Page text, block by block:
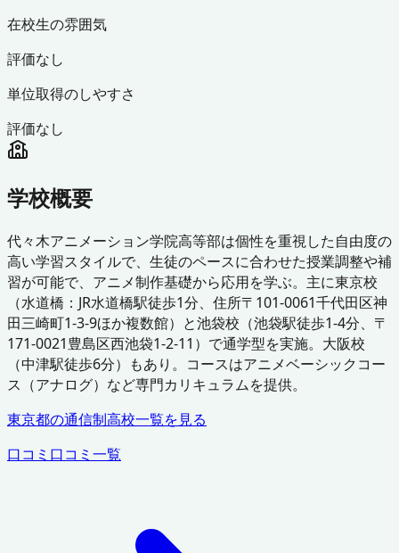
在校生の雰囲気
評価なし
単位取得のしやすさ
評価なし
学校概要
代々木アニメーション学院高等部は個性を重視した自由度の
高い学習スタイルで、生徒のペースに合わせた授業調整や補
習が可能で、アニメ制作基礎から応用を学ぶ。主に東京校
（水道橋：JR水道橋駅徒歩1分、住所〒101-0061千代田区神
田三崎町1-3-9ほか複数館）と池袋校（池袋駅徒歩1-4分、〒
171-0021豊島区西池袋1-2-11）で通学型を実施。大阪校
（中津駅徒歩6分）もあり。コースはアニメベーシックコー
ス（アナログ）など専門カリキュラムを提供。
東京都の通信制高校一覧を見る
口コミ 口コミ一覧